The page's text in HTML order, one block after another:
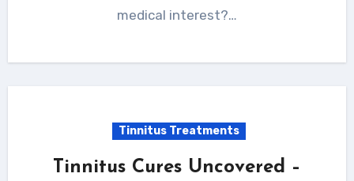
medical interest?…
Tinnitus Treatments
Tinnitus Cures Uncovered –